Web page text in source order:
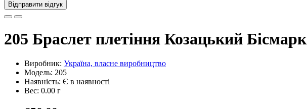
Відправити відгук
205 Браслет плетіння Козацький Бісмарк
Виробник: Україна, власне виробництво
Модель: 205
Наявність: Є в наявності
Вес: 0.00 г